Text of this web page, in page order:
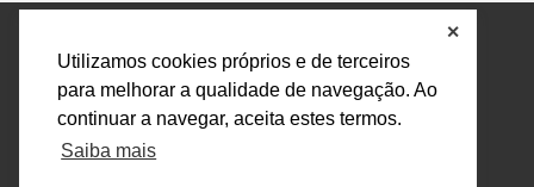
Utilizamos cookies próprios e de terceiros
para melhorar a qualidade de navegação. Ao
continuar a navegar, aceita estes termos.
Saiba mais
✕
Política de Privacidade e Tratamento de Dados
Encarregado de Proteção de Dados
Livro Eletrónico
de Reclamações
Canal de Denúncias
Todos os direitos reservados Design by AM. Developed by